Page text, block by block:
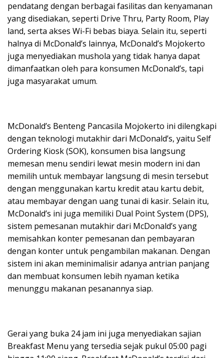
pendatang dengan berbagai fasilitas dan kenyamanan
yang disediakan, seperti Drive Thru, Party Room, Play
land, serta akses Wi-Fi bebas biaya. Selain itu, seperti
halnya di McDonald’s lainnya, McDonald’s Mojokerto
juga menyediakan mushola yang tidak hanya dapat
dimanfaatkan oleh para konsumen McDonald’s, tapi
juga masyarakat umum.
McDonald’s Benteng Pancasila Mojokerto ini dilengkapi
dengan teknologi mutakhir dari McDonald’s, yaitu Self
Ordering Kiosk (SOK), konsumen bisa langsung
memesan menu sendiri lewat mesin modern ini dan
memilih untuk membayar langsung di mesin tersebut
dengan menggunakan kartu kredit atau kartu debit,
atau membayar dengan uang tunai di kasir. Selain itu,
McDonald’s ini juga memiliki Dual Point System (DPS),
sistem pemesanan mutakhir dari McDonald’s yang
memisahkan konter pemesanan dan pembayaran
dengan konter untuk pengambilan makanan. Dengan
sistem ini akan meminimalisir adanya antrian panjang
dan membuat konsumen lebih nyaman ketika
menunggu makanan pesanannya siap.
Gerai yang buka 24 jam ini juga menyediakan sajian
Breakfast Menu yang tersedia sejak pukul 05:00 pagi